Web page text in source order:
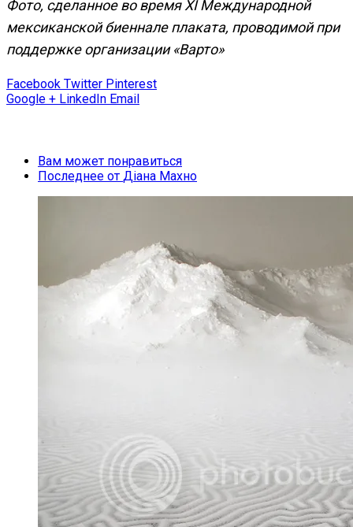
Фото, сделанное во время ХІ Международной
мексиканской биеннале плаката, проводимой при
поддержке организации «Варто»
Facebook Twitter Pinterest
Google + LinkedIn Email
Вам может понравиться
Последнее от Діана Махно